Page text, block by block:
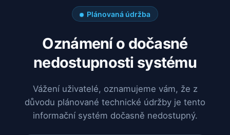
Plánovaná údržba
Oznámení o dočasné
nedostupnosti systému
Vážení uživatelé, oznamujeme vám, že z
důvodu plánované technické údržby je tento
informační systém dočasně nedostupný.